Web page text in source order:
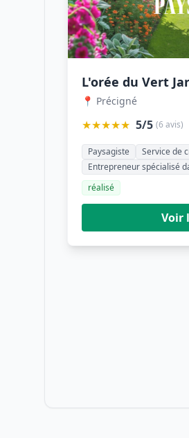
L'orée du Vert
📍 Précigné
★★★★★ 5/5 (6 avis)
Paysagiste
Service de
Entrepreneur spécialisé
réalisé
Voir